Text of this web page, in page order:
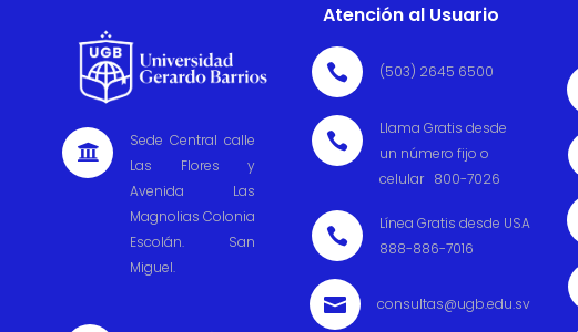

Sede Central calle
Las Flores y
Avenida Las
Magnolias Colonia
Escolán. San
Miguel.
Atención al Usuario
 (503) 2645 6500

Llama Gratis desde
un número fijo o
celular 800-7026

Línea Gratis desde USA
888-886-7016
 consultas@ugb.edu.sv